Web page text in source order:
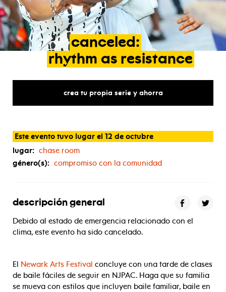
canceled:
rhythm as resistance
crea tu propia serie y ahorra
Este evento tuvo lugar el 12 de octubre
lugar: chase room
género(s): compromiso con la comunidad
descripción general
Debido al estado de emergencia relacionado con el
clima, este evento ha sido cancelado.
El Newark Arts Festival concluye con una tarde de clases
de baile fáciles de seguir en NJPAC. Haga que su familia
se mueva con estilos que incluyen baile familiar, baile en